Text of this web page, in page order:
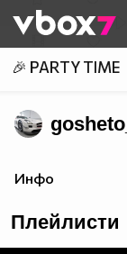
👾
🎉 PARTY TIME
Инфо
Плейлисти